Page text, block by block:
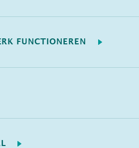
FUNCTIONEREN